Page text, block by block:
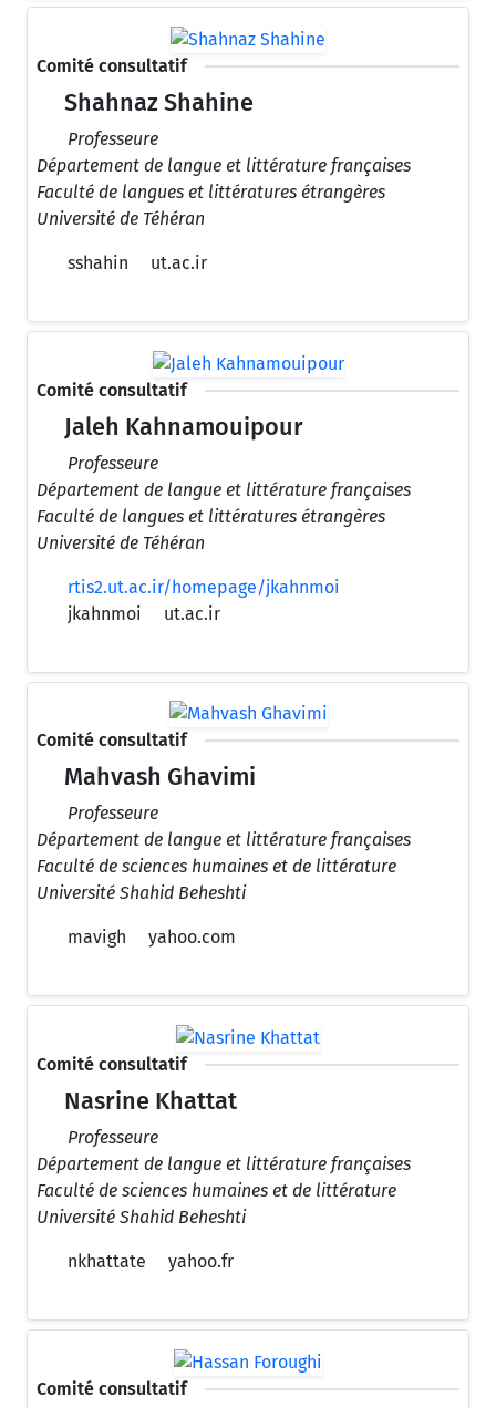
Comité consultatif
Shahnaz Shahine
Professeure
Département de langue et littérature françaises
Faculté de langues et littératures étrangères
Université de Téhéran
sshahin ut.ac.ir
Comité consultatif
Jaleh Kahnamouipour
Professeure
Département de langue et littérature françaises
Faculté de langues et littératures étrangères
Université de Téhéran
rtis2.ut.ac.ir/homepage/jkahnmoi
jkahnmoi
ut.ac.ir
Comité consultatif
Mahvash Ghavimi
Professeure
Département de langue et littérature françaises
Faculté de sciences humaines et de littérature
Université Shahid Beheshti
mavigh yahoo.com
Comité consultatif
Nasrine Khattat
Professeure
Département de langue et littérature françaises
Faculté de sciences humaines et de littérature
Université Shahid Beheshti
nkhattate yahoo.fr
Comité consultatif